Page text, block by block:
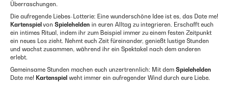
Überraschungen.
Die aufregende Liebes-Lotterie: Eine wunderschöne Idee ist es, das Date me!
Kartenspiel von Spielehelden in euren Alltag zu integrieren. Erschafft euch
ein intimes Ritual, indem ihr zum Beispiel immer zu einem festen Zeitpunkt
ein neues Los zieht. Nehmt euch Zeit füreinander, genießt lustige Stunden
und wachst zusammen, während ihr ein Spektakel nach dem anderen
erlebt.
Gemeinsame Stunden machen euch unzertrennlich: Mit dem Spielehelden
Date me! Kartenspiel weht immer ein aufregender Wind durch eure Liebe.